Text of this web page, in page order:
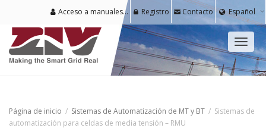
Acceso a manuales y software para usuarios registrados Registro Contacto Español
Página de inicio Sistemas de Automatización de MT y BT
Sistemas de
automatización para celdas de media tensión – RMU